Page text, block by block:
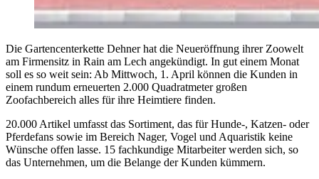
Die Gartencenterkette Dehner hat die Neueröffnung ihrer Zoowelt
am Firmensitz in Rain am Lech angekündigt. In gut einem Monat
soll es so weit sein: Ab Mittwoch, 1. April können die Kunden in
einem rundum erneuerten 2.000 Quadratmeter großen
Zoofachbereich alles für ihre Heimtiere finden.
20.000 Artikel umfasst das Sortiment, das für Hunde-, Katzen- oder
Pferdefans sowie im Bereich Nager, Vogel und Aquaristik keine
Wünsche offen lasse. 15 fachkundige Mitarbeiter werden sich, so
das Unternehmen, um die Belange der Kunden kümmern.